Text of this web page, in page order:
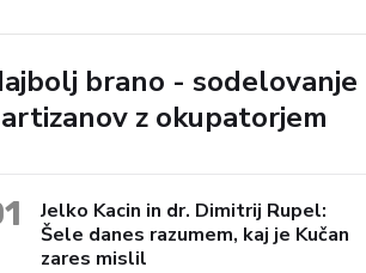
brano - sodelovanje
z okupatorjem
Jelko Kacin in dr. Dimitrij Rupel:
Šele danes razumem, kaj je Kučan
zares mislil